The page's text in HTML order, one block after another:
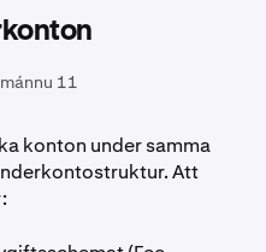
11
konton under samma
Att